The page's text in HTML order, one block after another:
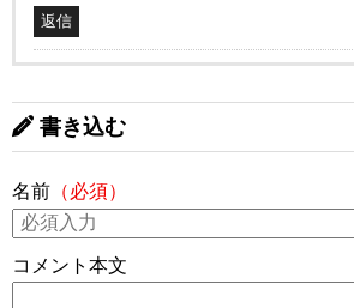
返信
書き込む
名前 （必須）
コメント本文